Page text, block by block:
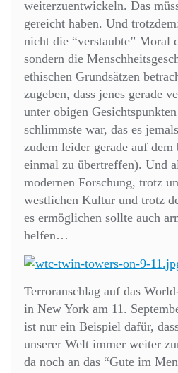
weiterzuentwickeln. Das
gereicht haben. Und
nicht die “verstaubte” Moral
sondern die
ethischen Grundsätzen
zugeben, dass jenes gerade
unter obigen Gesichtspunkten
schlimmste war, das es
zudem leider gerade auf dem
einmal zu übertreffen). Und
modernen Forschung, trotz
westlichen Kultur und trotz
es ermöglichen sollte auch
helfen…
Terroranschlag auf das
in New York am 11.
ist nur ein Beispiel dafür,
unserer Welt immer weiter
da noch an das “Gute im